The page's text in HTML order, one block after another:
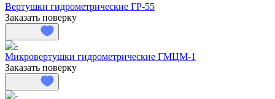
Вертушки гидрометрические ГР-55
Заказать поверку
Микровертушки гидрометрические ГМЦМ-1
Заказать поверку